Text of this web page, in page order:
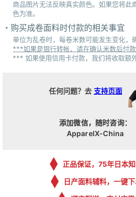
商品图片无法反映真实颜色。如果您将此
色为准。
购买成卷面料时付款的相关事宜
单位为乱卷时，每卷米数可能发生变化，
***如果是银行转帐，请在确认米数后付款
*** 如果使用信用卡付款，我们将收取额外
任何问题？去 支持页面
添加微信，随时咨询：
ApparelX-China
正品保证，75年日本
日产面料辅料，一键